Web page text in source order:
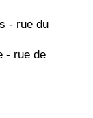
- rue du
- rue de